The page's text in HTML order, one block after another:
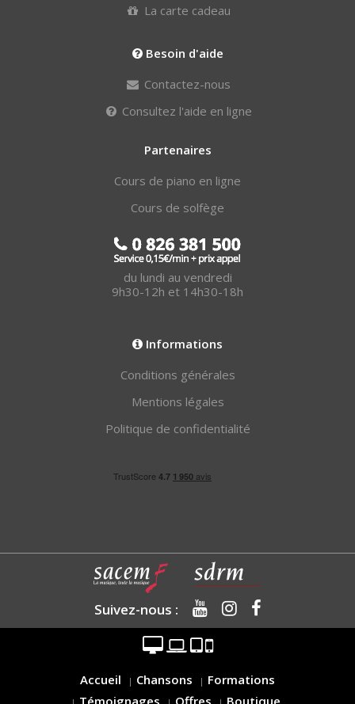
La carte cadeau
Besoin d'aide
Contactez-nous
Consultez l'aide en ligne
Partenaires
Cours de piano en ligne
Cours de solfège
du lundi au vendredi
9h30-12h et 14h30-18h
Informations
Conditions générales
Mentions légales
Politique de confidentialité
Suivez-nous :
Accueil Chansons
Formations
Témoignages
Offres Boutique